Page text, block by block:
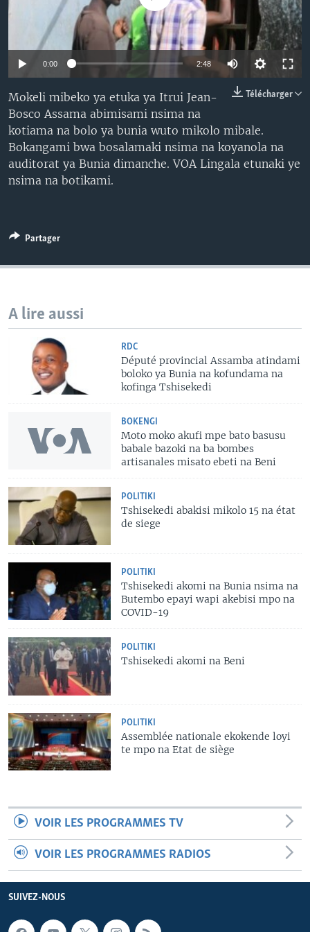
SÉCURITÉ
SCIENCE/TECHNOLOGIE
SPORTS
0:00 2:48
Télécharger
Mokeli mibeko ya etuka ya Itrui Jean-
Bosco Assama abimisami nsima na
kotiama na bolo ya bunia wuto mikolo mibale.
Bokangami bwa bosalamaki nsima na koyanola na
auditorat ya Bunia dimanche. VOA Lingala etunaki ye
nsima na botikami.
Partager
A lire aussi
RDC
Député provincial Assamba atindami
boloko ya Bunia na kofundama na
kofinga Tshisekedi
BOKENGI
Moto moko akufi mpe bato basusu
babale bazoki na ba bombes
artisanales misato ebeti na Beni
POLITIKI
Tshisekedi abakisi mikolo 15 na état
de siege
POLITIKI
Tshisekedi akomi na Bunia nsima na
Butembo epayi wapi akebisi mpo na
COVID-19
POLITIKI
Tshisekedi akomi na Beni
POLITIKI
Assemblée nationale ekokende loyi
te mpo na Etat de siège
VOIR LES PROGRAMMES TV
VOIR LES PROGRAMMES RADIOS
SUIVEZ-NOUS